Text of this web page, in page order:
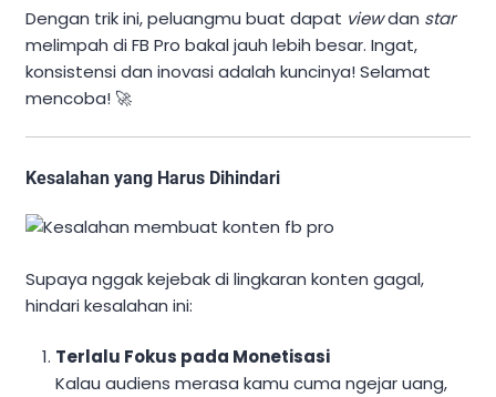
Dengan trik ini, peluangmu buat dapat viewdan star
melimpah di FB Pro bakal jauh lebih besar. Ingat,
konsistensi dan inovasi adalah kuncinya! Selamat
mencoba! 🚀
Kesalahan yang Harus Dihindari
Supaya nggak kejebak di lingkaran konten gagal,
hindari kesalahan ini:
Terlalu Fokus pada Monetisasi
Kalau audiens merasa kamu cuma ngejar uang,